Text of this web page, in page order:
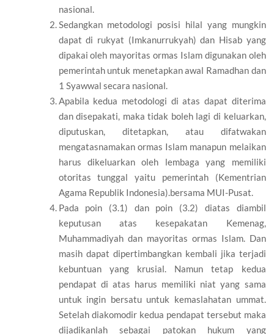
nasional.
Sedangkan metodologi posisi hilal yang mungkin
dapat di rukyat (Imkanurrukyah) dan Hisab yang
dipakai oleh mayoritas ormas Islam digunakan oleh
pemerintah untuk menetapkan awal Ramadhan dan
1 Syawwal secara nasional.
Apabila kedua metodologi di atas dapat diterima
dan disepakati, maka tidak boleh lagi di keluarkan,
diputuskan, ditetapkan, atau difatwakan
mengatasnamakan ormas Islam manapun melaikan
harus dikeluarkan oleh lembaga yang memiliki
otoritas tunggal yaitu pemerintah (Kementrian
Agama Republik Indonesia).bersama MUI-Pusat.
Pada poin (3.1) dan poin (3.2) diatas diambil
keputusan atas kesepakatan Kemenag,
Muhammadiyah dan mayoritas ormas Islam. Dan
masih dapat dipertimbangkan kembali jika terjadi
kebuntuan yang krusial. Namun tetap kedua
pendapat di atas harus memiliki niat yang sama
untuk ingin bersatu untuk kemaslahatan ummat.
Setelah diakomodir kedua pendapat tersebut maka
dijadikanlah sebagai patokan hukum yang